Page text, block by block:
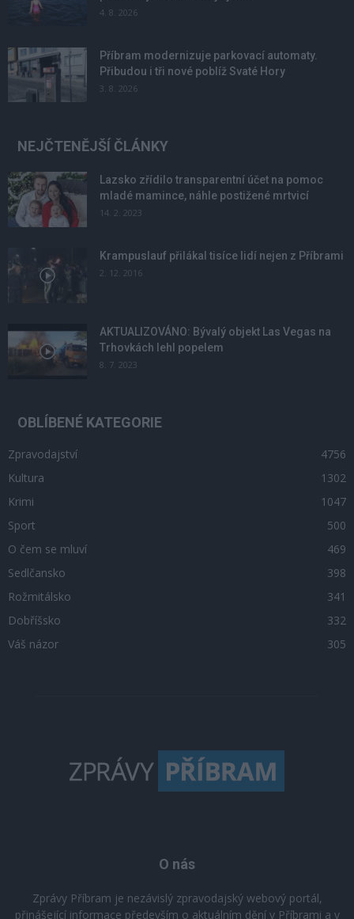
4. 8. 2026
Příbram modernizuje parkovací automaty.
Přibudou i tři nové poblíž Svaté Hory
3. 8. 2026
NEJČTENĚJŠÍ ČLÁNKY
Lazsko zřídilo transparentní účet na pomoc
mladé mamince, náhle postižené mrtvicí
14. 2. 2023
Krampuslauf přilákal tisíce lidí nejen z Příbrami
2. 12. 2016
AKTUALIZOVÁNO: Bývalý objekt Las Vegas na
Trhovkách lehl popelem
8. 7. 2023
OBLÍBENÉ KATEGORIE
Zpravodajství
4756
Kultura
1302
Krimi
1047
Sport
500
O čem se mluví
469
Sedlčansko
398
Rožmitálsko
341
Dobříšsko
332
Váš názor
305
O nás
Zprávy Příbram je nezávislý zpravodajský webový portál,
přinášející informace především o aktuálním dění v Příbrami a v